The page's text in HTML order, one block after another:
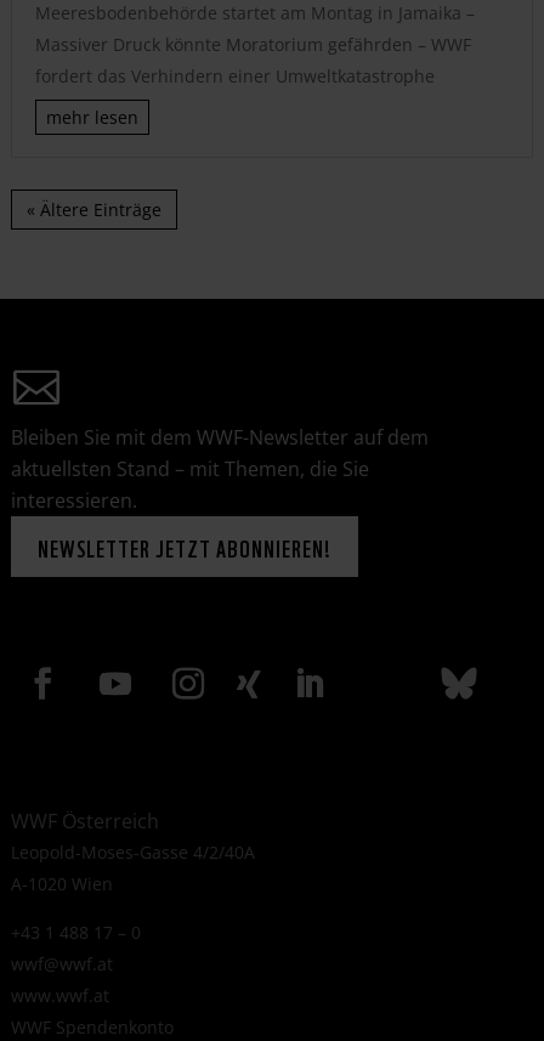
Meeresbodenbehörde startet am Montag in Jamaika –
Massiver Druck könnte Moratorium gefährden – WWF
fordert das Verhindern einer Umweltkatastrophe
mehr lesen
« Ältere Einträge
Bleiben Sie mit dem WWF-Newsletter auf dem
aktuellsten Stand – mit Themen, die Sie
interessieren.
NEWSLETTER JETZT ABONNIEREN!
WWF Österreich
Leopold-Moses-Gasse 4/2/40A
A-1020 Wien
+43 1 488 17 – 0
wwf@wwf.at
www.wwf.at
WWF Spendenkonto